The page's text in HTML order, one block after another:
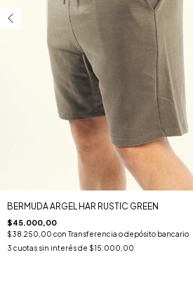
BERMUDA ARGEL HAR RUSTIC GREEN
$45.000,00
$38.250,00 con Transferencia o depósito bancario
3 cuotas sin interés de $15.000,00